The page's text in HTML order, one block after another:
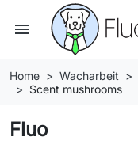
menu
Home Wacharbeit
Scent mushrooms
Fluo